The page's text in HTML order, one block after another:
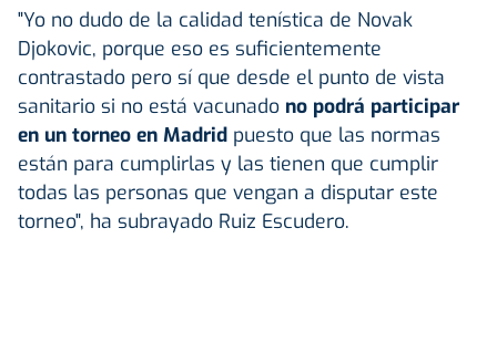
"Yo no dudo de la calidad tenística de Novak
Djokovic, porque eso es suficientemente
contrastado pero sí que desde el punto de vista
sanitario si no está vacunado no podrá participar
en un torneo en Madrid puesto que las normas
están para cumplirlas y las tienen que cumplir
todas las personas que vengan a disputar este
torneo", ha subrayado Ruiz Escudero.